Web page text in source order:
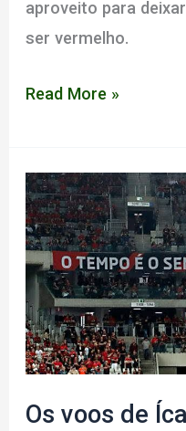
aproveito para
ser vermelho.
O
ser
vermelho
Read More »
Os voos de